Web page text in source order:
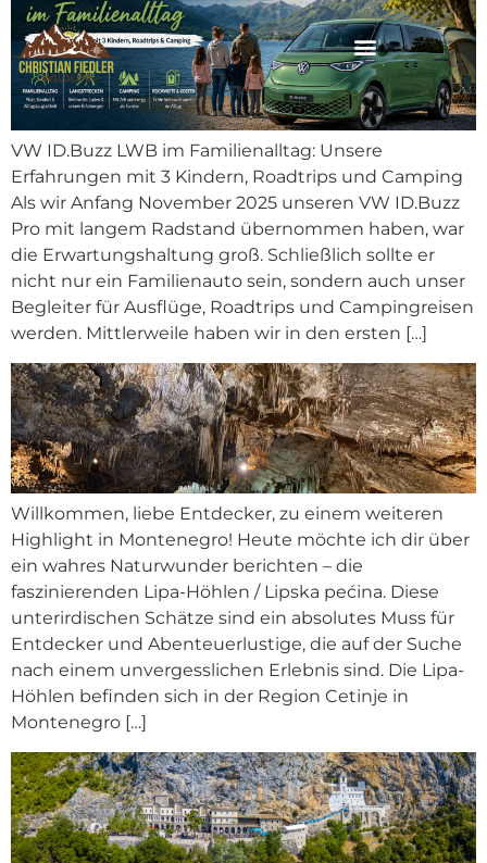
VW ID.Buzz LWB im Familienalltag: Unsere
Erfahrungen mit 3 Kindern, Roadtrips und Camping
Als wir Anfang November 2025 unseren VW ID.Buzz
Pro mit langem Radstand übernommen haben, war
die Erwartungshaltung groß. Schließlich sollte er
nicht nur ein Familienauto sein, sondern auch unser
Begleiter für Ausflüge, Roadtrips und Campingreisen
werden. Mittlerweile haben wir in den ersten […]
Willkommen, liebe Entdecker, zu einem weiteren
Highlight in Montenegro! Heute möchte ich dir über
ein wahres Naturwunder berichten – die
faszinierenden Lipa-Höhlen / Lipska pećina. Diese
unterirdischen Schätze sind ein absolutes Muss für
Entdecker und Abenteuerlustige, die auf der Suche
nach einem unvergesslichen Erlebnis sind. Die Lipa-
Höhlen befinden sich in der Region Cetinje in
Montenegro […]